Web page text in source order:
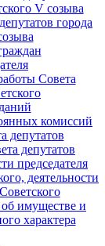
V созыва
города
Совета
комиссий
депутатов
депутатов
председателя
деятельности
об имуществе и
характера